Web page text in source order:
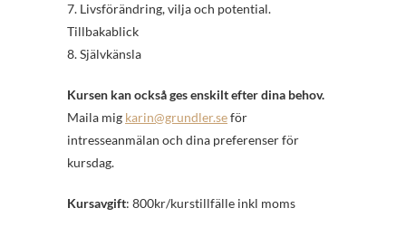
7. Livsförändring, vilja och potential.
Tillbakablick
8. Självkänsla
Kursen kan också ges enskilt efter dina behov.
Maila mig karin@grundler.seför
intresseanmälan och dina preferenser för
kursdag.
Kursavgift: 800kr/kurstillfälle inkl moms